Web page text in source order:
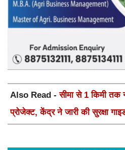
Also Read -सीमा से 1 किमी तक
प्रोजेक्ट, केंद्र ने जारी की सुरक्षा